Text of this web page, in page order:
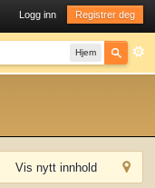
Logg inn Registrer deg
Hjem
Vis nytt innhold